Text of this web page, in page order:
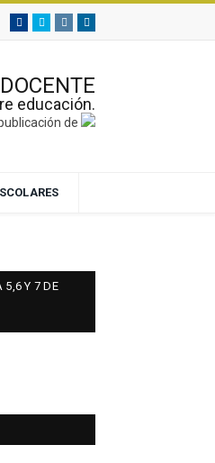
Facebook
TwitterInstagramLinkedin
educación.
de
5,6 Y 7 DE